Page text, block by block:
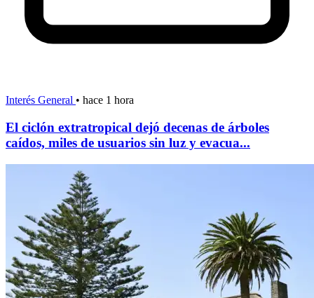
Interés General • hace 1 hora
El ciclón extratropical dejó decenas de árboles
caídos, miles de usuarios sin luz y evacua...